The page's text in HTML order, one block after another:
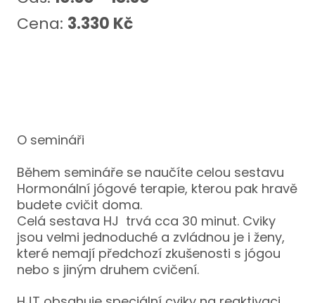
Cena: 3.330 Kč
O semináři
Během semináře se naučíte celou sestavu
Hormonální jógové terapie, kterou pak hravě
budete cvičit doma.
Celá sestava HJ trvá cca 30 minut. Cviky
jsou velmi jednoduché a zvládnou je i ženy,
které nemají předchozí zkušenosti s jógou
nebo s jiným druhem cvičení.